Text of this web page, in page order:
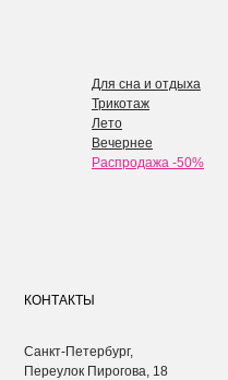
Санкт-Петербург,
Переулок Пирогова, 18
КОНТАКТЫ
Для сна и отдыха
Трикотаж
Лето
Вечернее
Распродажа -50%